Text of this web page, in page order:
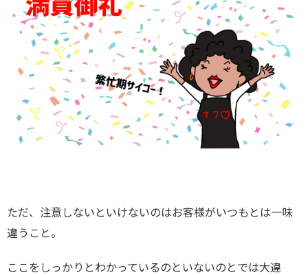
ただ、注意しないといけないのはお客様がいつもとは一味
違うこと。
ここをしっかりとわかっているのといないのとでは大違